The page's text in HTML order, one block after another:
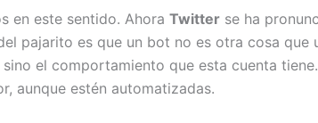
en este sentido. Ahora Twitter se ha
pajarito es que un bot no es otra cosa que
el comportamiento que esta cuenta
aunque estén automatizadas.